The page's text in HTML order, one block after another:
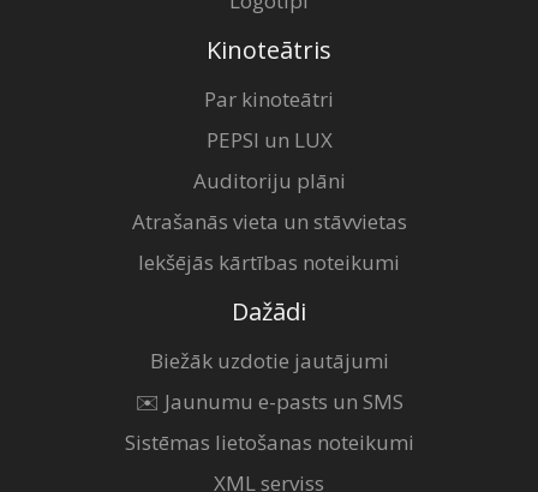
Kinoteātris
Par kinoteātri
PEPSI un LUX
Auditoriju plāni
Atrašanās vieta un stāvvietas
Iekšējās kārtības noteikumi
Dažādi
Biežāk uzdotie jautājumi
✉️ Jaunumu e-pasts un SMS
Sistēmas lietošanas noteikumi
XML serviss